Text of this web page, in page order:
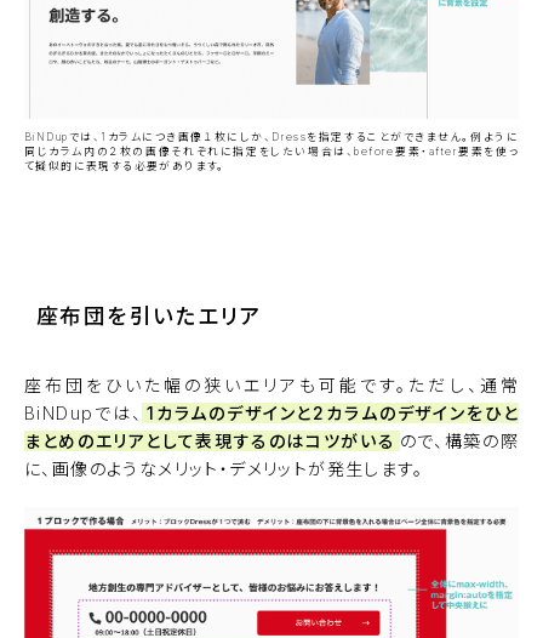
BiNDupでは、1カラムにつき画像１枚にしか、Dressを指定することができません。例ように
同じカラム内の２枚の画像それぞれに指定をしたい場合は、before要素・after要素を使っ
て擬似的に表現する必要があります。
座布団を引いたエリア
座布団をひいた幅の狭いエリアも可能です。ただし、通常
BiNDupでは、 1カラムのデザインと2カラムのデザインをひと
まとめのエリアとして表現するのはコツがいる ので、構築の際
に、画像のようなメリット・デメリットが発生します。